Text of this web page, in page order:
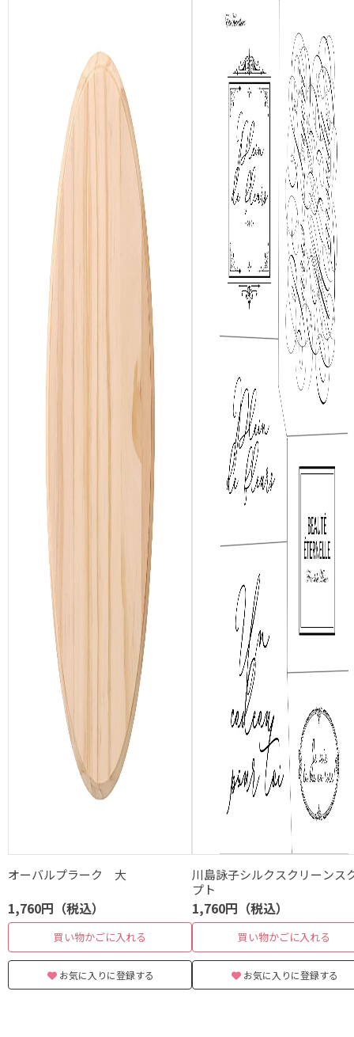
オーバルプラーク 大
1,760円（税込）
買い物かごに入れる
お気に入りに登録する
川島詠子シルクスクリーンス
プト
1,760円（税込）
買い物かごに入れる
お気に入りに登録する